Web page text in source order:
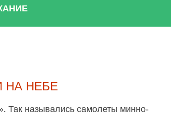
НА НЕБЕ
Так назывались самолеты минно-